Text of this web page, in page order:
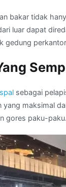
bakar tidak
luar dapat
gedung
sebagai
yang maksimal
gores paku-paku.